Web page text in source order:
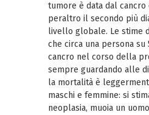
tumore è data dal
peraltro il secondo più
livello globale. Le stime
che circa una persona
cancro nel corso della
sempre guardando alle
la mortalità è
maschi e femmine: si
neoplasia, muoia un